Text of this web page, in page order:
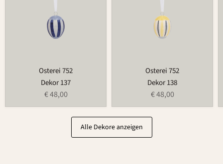
Osterei 752
Dekor 137
€ 48,00
Osterei 752
Dekor 138
€ 48,00
Alle Dekore anzeigen